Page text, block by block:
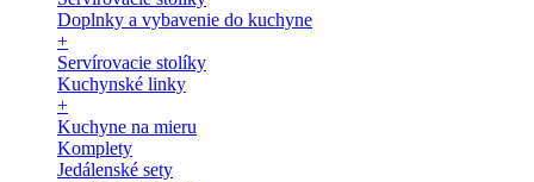
Doplnky a vybavenie do kuchyne
+
Servírovacie stolíky
Kuchynské linky
+
Kuchyne na mieru
Komplety
Jedálenské sety